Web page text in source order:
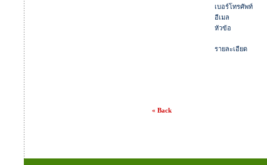
เบอร์โทรศัพท์
อีเมล
หัวข้อ
รายละเอียด
« Back